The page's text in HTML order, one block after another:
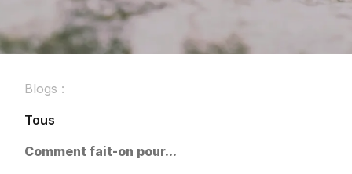
Blogs :
Tous
​Comment fait-on pour...